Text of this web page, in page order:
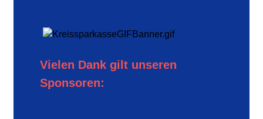
Vielen Dank gilt unseren
Sponsoren: